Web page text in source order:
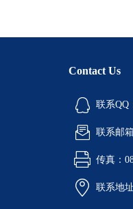
Contact Us
联系QQ
联系邮
传真：
联系地